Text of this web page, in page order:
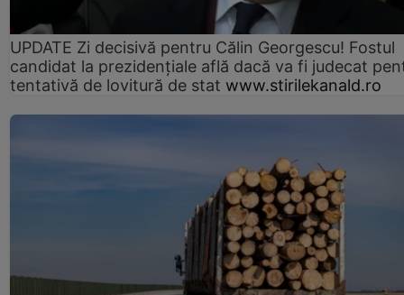
UPDATE Zi decisivă pentru Călin Georgescu! Fostul
candidat la prezidențiale află dacă va fi judecat
tentativă de lovitură de stat www.stirilekanald.ro